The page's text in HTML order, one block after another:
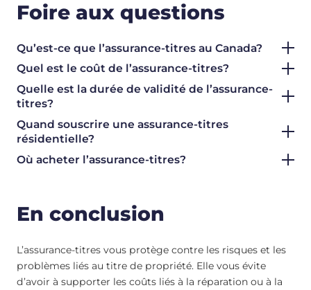
Foire aux questions
Qu’est-ce que l’assurance-titres au Canada?
Quel est le coût de l’assurance-titres?
Quelle est la durée de validité de l’assurance-
titres?
Quand souscrire une assurance-titres
résidentielle?
Où acheter l’assurance-titres?
En conclusion
L’assurance-titres vous protège contre les risques et les
problèmes liés au titre de propriété. Elle vous évite
d’avoir à supporter les coûts liés à la réparation ou à la